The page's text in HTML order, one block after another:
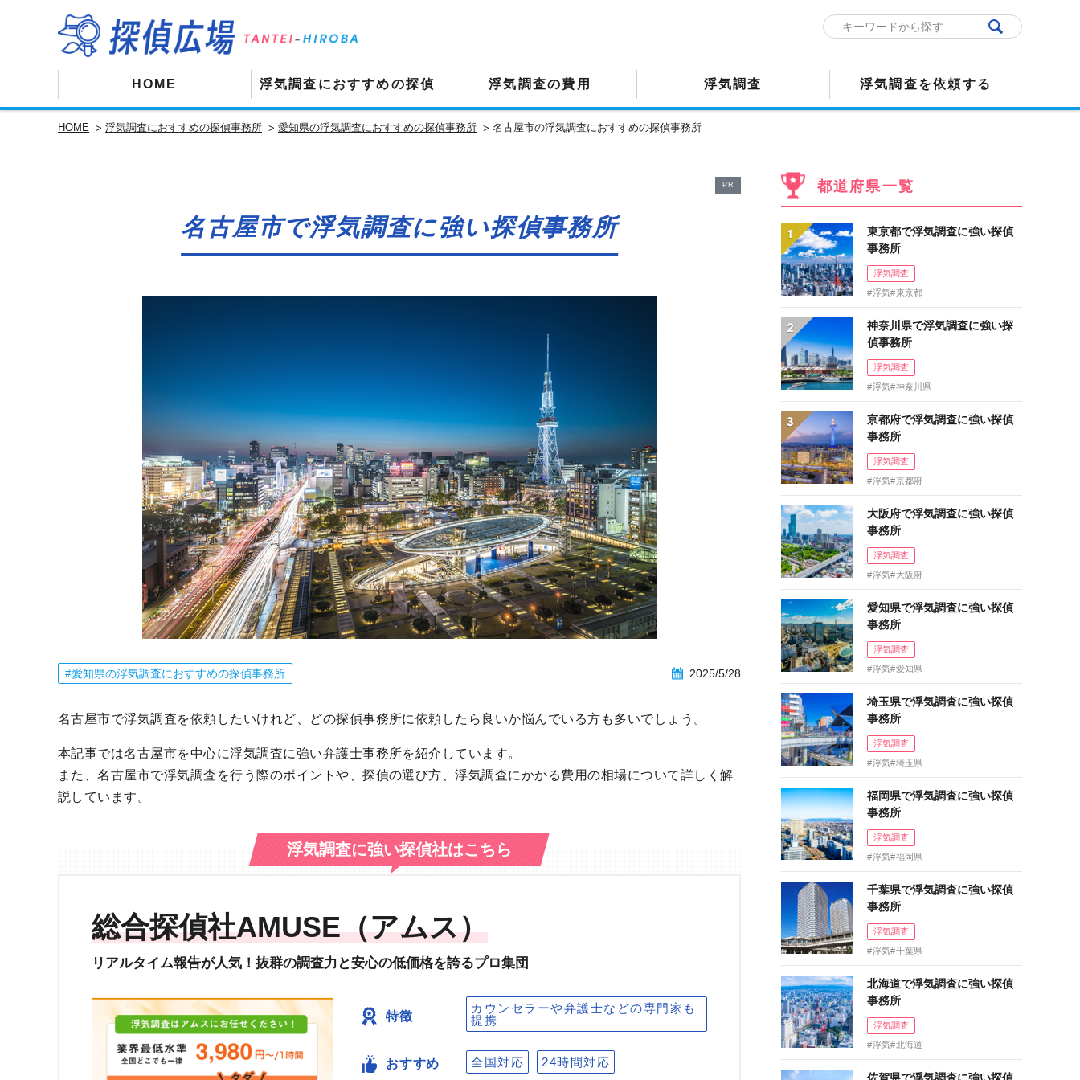
HOME 浮気調査におすすめの探偵 浮気調査の費用 浮気調査 浮気調査を依頼する
HOME 浮気調査におすすめの探偵事務所 愛知県の浮気調査におすすめの探偵事務所 名古屋市の浮気調査におすすめの探偵事務所
PR
名古屋市で浮気調査に強い探偵事務所
愛知県の浮気調査におすすめの探偵事務所 2025/5/28
名古屋市で浮気調査を依頼したいけれど、どの探偵事務所に依頼したら良いか悩んでいる方も多いでしょう。
本記事では名古屋市を中心に浮気調査に強い弁護士事務所を紹介しています。
また、名古屋市で浮気調査を行う際のポイントや、探偵の選び方、浮気調査にかかる費用の相場について詳しく解
説しています。
浮気調査に強い探偵社はこちら
総合探偵社AMUSE（アムス）
リアルタイム報告が人気！抜群の調査力と安心の低価格を誇るプロ集団
特徴
カウンセラーや弁護士などの専門家も
提携
おすすめ 全国対応 24時間対応
都道府県一覧
東京都で浮気調査に強い探偵
事務所
浮気調査
浮気 東京都
神奈川県で浮気調査に強い探
偵事務所
浮気調査
浮気 神奈川県
京都府で浮気調査に強い探偵
事務所
浮気調査
浮気 京都府
大阪府で浮気調査に強い探偵
事務所
浮気調査
浮気
大阪府
愛知県で浮気調査に強い探偵
事務所
浮気調査
浮気 愛知県
埼玉県で浮気調査に強い探偵
事務所
浮気調査
浮気 埼玉県
福岡県で浮気調査に強い探偵
事務所
浮気調査
浮気 福岡県
千葉県で浮気調査に強い探偵
事務所
浮気調査
浮気 千葉県
北海道で浮気調査に強い探偵
事務所
浮気調査
浮気 北海道